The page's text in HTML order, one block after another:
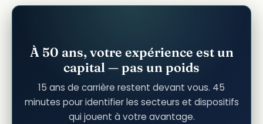
À 50 ans, votre expérience est un
capital — pas un poids
15 ans de carrière restent devant vous. 45
minutes pour identifier les secteurs et dispositifs
qui jouent à votre avantage.